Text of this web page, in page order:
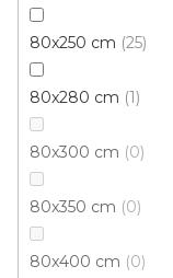
80x250 cm 25
80x280 cm 1
80x300 cm 0
80x350 cm 0
80x400 cm 0
Kusový koberec
Brown
od202 Kč / ks
50x80 cm